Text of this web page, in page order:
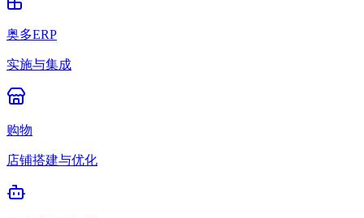
奥多ERP
实施与集成
购物
店铺搭建与优化